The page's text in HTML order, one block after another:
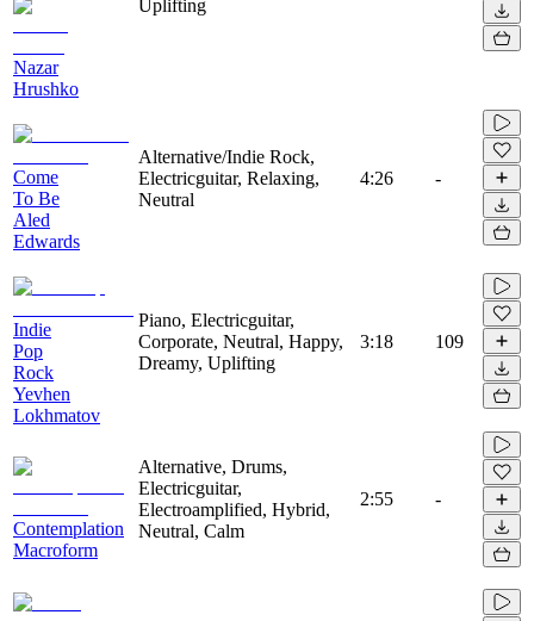
Nazar
Hrushko
Uplifting
Come
To Be
Aled
Edwards
Alternative/Indie Rock,
Electricguitar, Relaxing,
Neutral
4:26 -
Indie
Pop
Rock
Yevhen
Lokhmatov
Piano, Electricguitar,
Corporate, Neutral, Happy,
Dreamy, Uplifting
3:18 109
Contemplation
Macroform
Alternative, Drums,
Electricguitar,
Electroamplified, Hybrid,
Neutral, Calm
2:55 -